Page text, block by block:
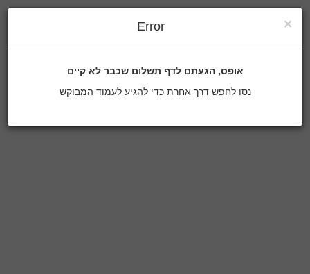
×
Error
אופס, הגעתם לדף תשלום שכבר לא קיים
נסו לחפש דרך אחרת כדי להגיע לעמוד המבוקש